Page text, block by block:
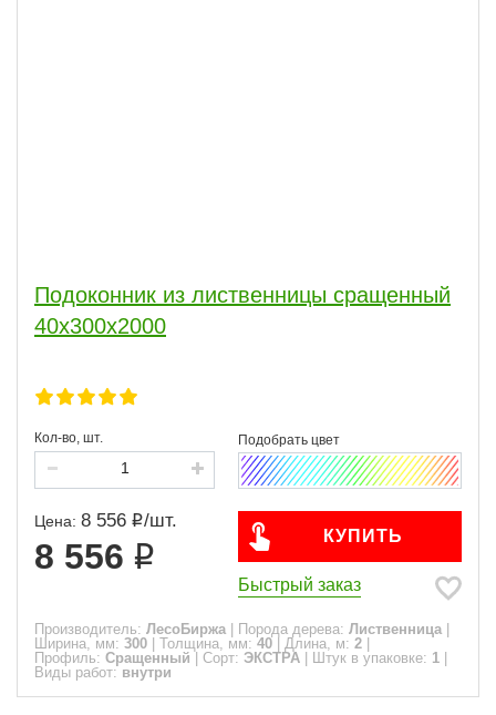
Подоконник из лиственницы сращенный
40х300х2000
Кол-во, шт.
Цена: 8 556 /шт.
8 556
КУПИТЬ
Быстрый заказ
Производитель: ЛесоБиржа Порода дерева: Лиственница
Ширина, мм: 300 Толщина, мм: 40 Длина, м: 2
Профиль: Сращенный Сорт: ЭКСТРА Штук в упаковке: 1
Виды работ: внутри